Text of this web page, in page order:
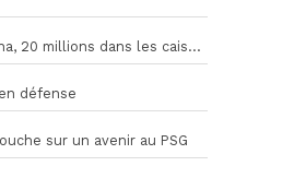
C’est bouclé pour Medina, 20 millions dans les caisses de l’OM
défense
sur un avenir au PSG